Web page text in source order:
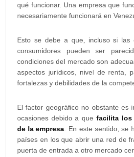
qué funcionar. Una empresa que
necesariamente funcionará en
Esto se debe a que, incluso si las
consumidores pueden ser
condiciones del mercado son
aspectos jurídicos, nivel de renta,
fortalezas y debilidades de la
El factor geográfico no obstante es
ocasiones debido a que facilita los
de la empresa . En este sentido, se
países en los que abrir una red de
puerta de entrada a otro mercado